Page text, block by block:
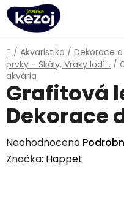
Přejít
na
obsah
Domů
/ Akvaristika / Dekorace
prvky - Skály, Vraky lodí... /
akvária
Grafitová
Dekorace
Průměrné
hodnocení
Neohodnoceno
Značka: Happet